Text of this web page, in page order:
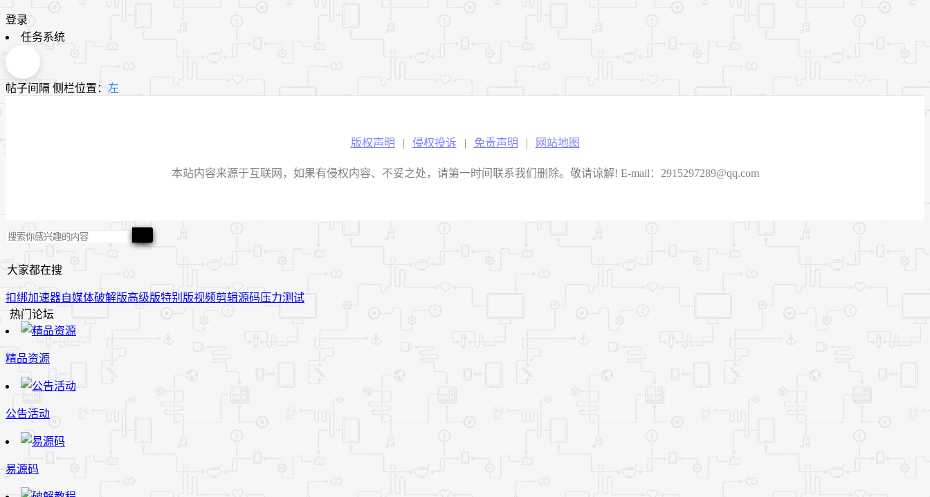
登录
任务系统
帖子间隔 侧栏位置： 左
版权声明 | 侵权投诉 | 免责声明 | 网站地图
本站内容来源于互联网，如果有侵权内容、不妥之处，请第一时间联系我们删除。敬请谅解! E-mail：2915297289@qq.com
大家都在搜
扣绑加速器自媒体破解版高级版特别版视频剪辑源码压力测试
热门论坛
精品资源
公告活动
易源码